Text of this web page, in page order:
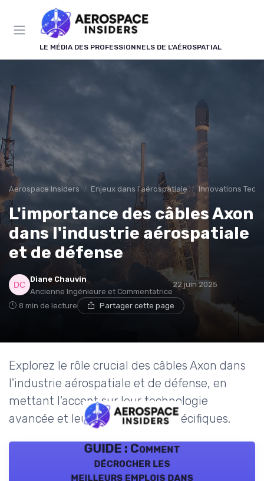
LE MÉDIA DES PROFESSIONNELS DE L'AÉROSPATIAL
Aerospace Insiders Enjeux dans l'aérospatiale Innovations
L'importance des câbles Axon
dans l'industrie aérospatiale
et de défense
Diane Chauvin
Ancienne Ingénieure et Commentatrice
22 juin 2025
8 min de lecture Partager cette page
Explorez le rôle crucial des câbles Axon dans
l'industrie aérospatiale et de défense, en
mettant l'accent sur leur technologie
avancée et leurs applications spécifiques.
GUIDE : Comment
décrocher les
meilleurs emplois dans
Panneau de gestion des cookies